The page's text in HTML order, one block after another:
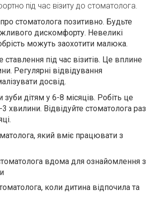
під час візиту до стоматолога.
стоматолога позитивно. Будьте
дискомфорту. Невеликі
можуть заохотити малюка.
ставлення під час візитів. Це вплине
Регулярні відвідування
досвід.
зуби дітям у 6-8 місяців. Робіть це
хвилини. Відвідуйте стоматолога раз
який вміє працювати з
вдома для ознайомлення з
коли дитина відпочила та